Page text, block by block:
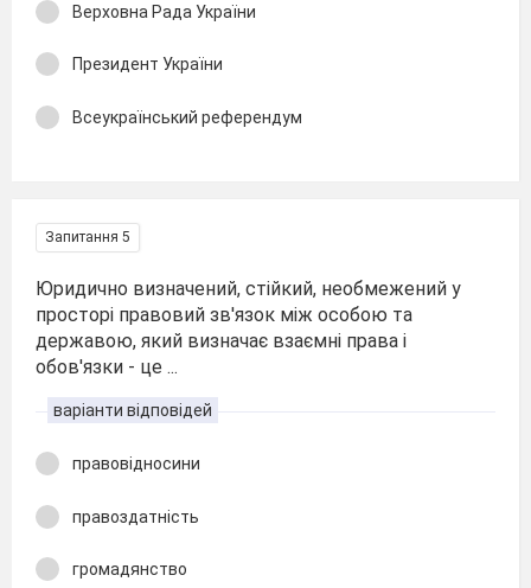
Верховна Рада України
Президент України
Всеукраїнський референдум
Запитання 5
Юридично визначений, стійкий, необмежений у
просторі правовий зв'язок між особою та
державою, який визначає взаємні права і
обов'язки - це ...
варіанти відповідей
правовідносини
правоздатність
громадянство